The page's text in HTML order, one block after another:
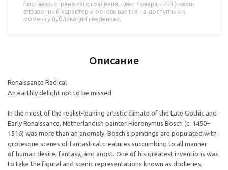
поставки, страна изготовления, цвет товара и т.п.) носит
справочный характер и основывается на доступных к
моменту публикации сведениях.
Описание
Renaissance Radical
An earthly delight not to be missed
In the midst of the realist-leaning artistic climate of the Late Gothic and
Early Renaissance, Netherlandish painter Hieronymus Bosch (c. 1450–
1516) was more than an anomaly. Bosch’s paintings are populated with
grotesque scenes of fantastical creatures succumbing to all manner
of human desire, fantasy, and angst. One of his greatest inventions was
to take the figural and scenic representations known as drolleries,